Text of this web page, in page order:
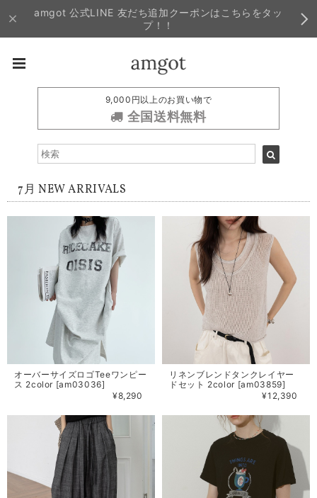
amgot 公式LINE 友だち追加クーポンはこちらをタッ
プ！！
9,000円以上のお買い物で
全国送料無料
7月 NEW ARRIVALS
オーバーサイズロゴTeeワンピー
ス 2color [am03036]
¥8,290
リネンブレンドタンクレイヤー
ドセット 2color [am03859]
¥12,390